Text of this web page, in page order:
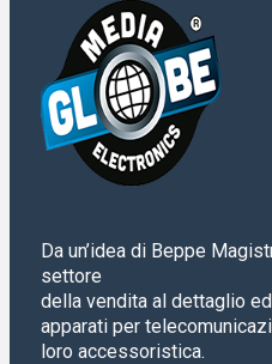
Da un’idea di Beppe
settore
della vendita al dettaglio ed
apparati per
loro accessoristica.